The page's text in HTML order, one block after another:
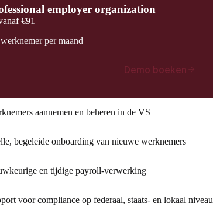
employer organization
€91
per maand
Demo boeken
aannemen en beheren in de VS
begeleide onboarding van nieuwe werknemers
en tijdige payroll-verwerking
voor compliance op federaal, staats- en lokaal niveau